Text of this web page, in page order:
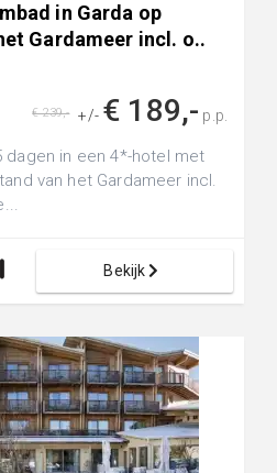
in Garda op
Gardameer incl. o..
+/- € 189,- p.p.
€ 239,-
dagen in een 4*-hotel met
van het Gardameer incl.
Bekijk